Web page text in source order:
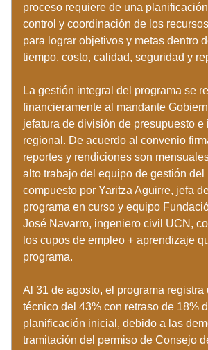
proceso requiere de una
control y coordinación de los
para lograr objetivos y metas dentro
tiempo, costo, calidad, seguridad y
La gestión integral del programa se
financieramente al mandante
jefatura de división de presupuesto e
regional. De acuerdo al convenio
reportes y rendiciones son
alto trabajo del equipo de gestión del
compuesto por Yaritza Aguirre, jefa
programa en curso y equipo
José Navarro, ingeniero civil UCN,
los cupos de empleo + aprendizaje
programa.
Al 31 de agosto, el programa registra
técnico del 43% con retraso de 18%
planificación inicial, debido a las
tramitación del permiso de Consejo